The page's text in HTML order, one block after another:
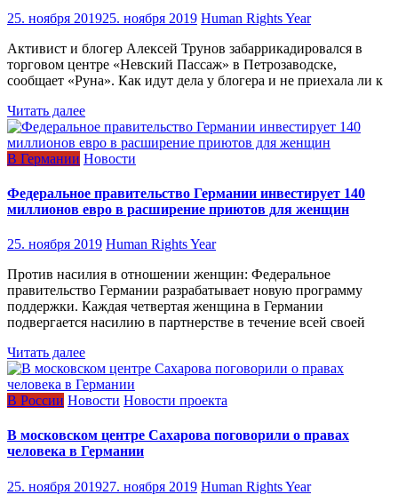
25. ноября 201925. ноября 2019 Human Rights Year
Активист и блогер Алексей Трунов забаррикадировался в
торговом центре «Невский Пассаж» в Петрозаводске,
сообщает «Руна». Как идут дела у блогера и не приехала ли к
Читать далее
В Германии Новости
Федеральное правительство Германии инвестирует 140
миллионов евро в расширение приютов для женщин
25. ноября 2019 Human Rights Year
Против насилия в отношении женщин: Федеральное
правительство Германии разрабатывает новую программу
поддержки. Каждая четвертая женщина в Германии
подвергается насилию в партнерстве в течение всей своей
Читать далее
В России Новости Новости проекта
В московском центре Сахарова поговорили о правах
человека в Германии
25. ноября 201927. ноября 2019 Human Rights Year